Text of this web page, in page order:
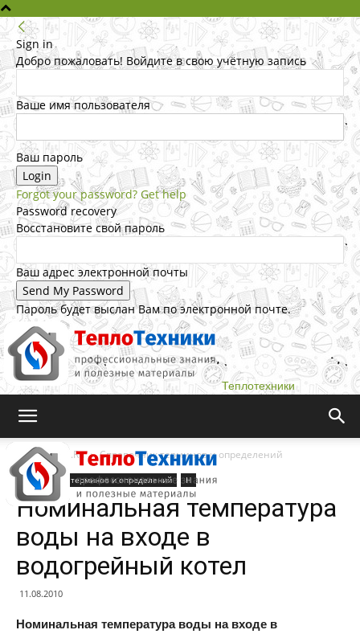
Sign in
Добро пожаловать! Войдите в свою учётную запись
Ваше имя пользователя
Ваш пароль
Forgot your password? Get help
Password recovery
Восстановите свой пароль
Ваш адрес электронной почты
Пароль будет выслан Вам по электронной почте.
Теплотехники
Teplotehniki.Ru Справочник терминов и определений
Справочник терминов и определений Н
Номинальная температура
воды на входе в
водогрейный котел
11.08.2010
Номинальная температура воды на входе в